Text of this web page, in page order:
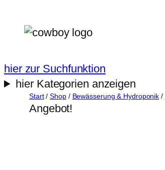
Inhalt
hier zur Suchfunktion
hier Kategorien anzeigen
Start/Shop/ Bewässerung & Hydroponik /
Angebot!